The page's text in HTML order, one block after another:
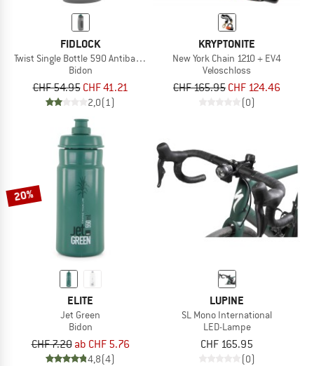
FIDLOCK
Twist Single Bottle 590 Antibacterial
Bidon
CHF 54.95 CHF 41.21
2,0(1)
KRYPTONITE
New York Chain 1210 + EV4
Veloschloss
CHF 165.95 CHF 124.46
(0)
20%
ELITE
Jet Green
Bidon
CHF 7.20 ab CHF 5.76
4,8(4)
LUPINE
SL Mono International
LED-Lampe
CHF 165.95
(0)